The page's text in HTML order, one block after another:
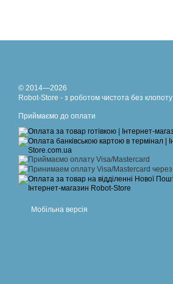
© 2014—2026
Robot-Store - з роботом чистота без клопоту
Приймаємо до оплати
Мобільна версія